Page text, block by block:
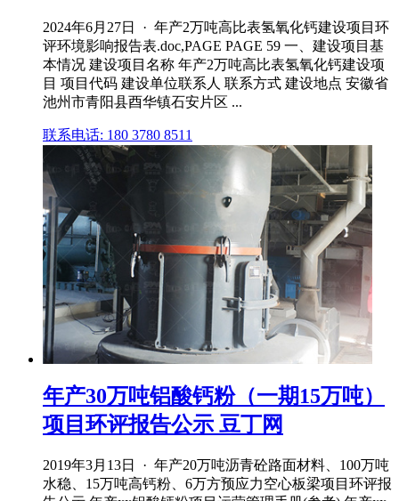
2024年6月27日 · 年产2万吨高比表氢氧化钙建设项目环
评环境影响报告表.doc,PAGE PAGE 59 一、建设项目基
本情况 建设项目名称 年产2万吨高比表氢氧化钙建设项
目 项目代码 建设单位联系人 联系方式 建设地点 安徽省
池州市青阳县酉华镇石安片区 ...
联系电话: 180 3780 8511
年产30万吨铝酸钙粉（一期15万吨）
项目环评报告公示 豆丁网
2019年3月13日 · 年产20万吨沥青砼路面材料、100万吨
水稳、15万吨高钙粉、6万方预应力空心板梁项目环评报